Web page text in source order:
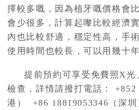
擇較多嘅，因為植牙嘅價格會
會少很多，計算起嚟比較經濟
內也比較舒適，穩定性高，手
使用時間也較長，可以用幾十
提前預約可享受免費照X光
檢查，詳情請撥打電話： +852
港） +86 18819053346（深圳